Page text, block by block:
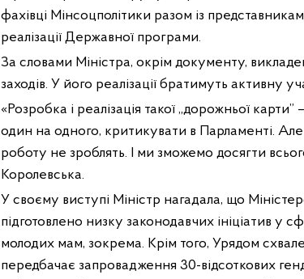
фахівці Мінсоцполітики разом із
реалізації Державної програми.
За словами Міністра, окрім документу,
заходів. У його реалізації братимуть активну
«Розробка і реалізація такої „дорожньої
один на одного, критикувати в Парламенті.
роботу не зроблять. І ми зможемо досягти
Королевська.
У своєму виступі Міністр нагадала, що
підготовлено низку законодавчих ініціатив у
молодих мам, зокрема. Крім того, Урядом
передбачає запровадження 30-відсоткових